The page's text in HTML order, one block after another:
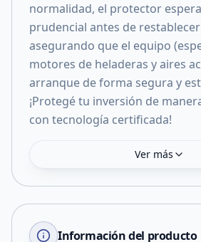
normalidad, el protector
prudencial antes de
asegurando que el equipo
motores de heladeras y aires
arranque de forma segura y
¡Protegé tu inversión de
con tecnología certificada!
Ver más
Información del producto